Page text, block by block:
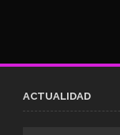
ACTUALIDAD